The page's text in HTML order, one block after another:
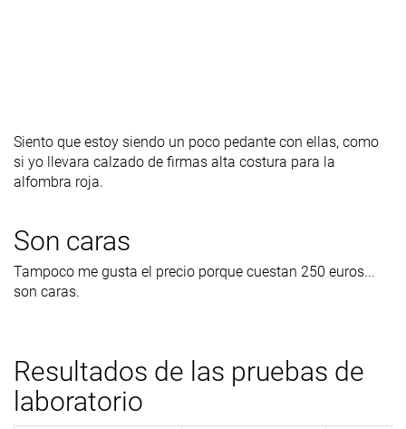
Siento que estoy siendo un poco pedante con ellas, como
si yo llevara calzado de firmas alta costura para la
alfombra roja.
Son caras
Tampoco me gusta el precio porque cuestan 250 euros...
son caras.
Resultados de las pruebas de
laboratorio